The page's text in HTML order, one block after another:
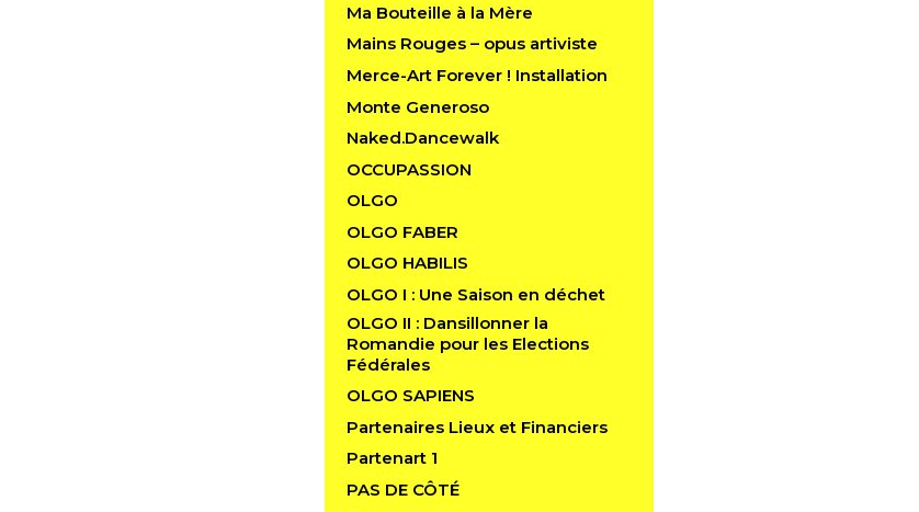
Ma Bouteille à la Mère
Mains Rouges – opus artiviste
Merce-Art Forever ! Installation
Monte Generoso
Naked.Dancewalk
OCCUPASSION
OLGO
OLGO FABER
OLGO HABILIS
OLGO I : Une Saison en déchet
OLGO II : Dansillonner la
Romandie pour les Elections
Fédérales
OLGO SAPIENS
Partenaires Lieux et Financiers
Partenart 1
PAS DE CÔTÉ